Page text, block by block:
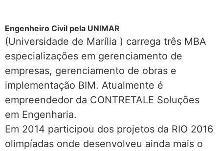
Engenheiro Civil pela UNIMAR
(Universidade de Marília ) carrega três MBA
especializações em gerenciamento de
empresas, gerenciamento de obras e
implementação BIM. Atualmente é
empreendedor da CONTRETALE Soluções
em Engenharia.
Em 2014 participou dos projetos da RIO 2016
olimpíadas onde desenvolveu ainda mais o